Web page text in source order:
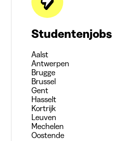
Studentenjobs
Aalst
Antwerpen
Brugge
Brussel
Gent
Hasselt
Kortrijk
Leuven
Mechelen
Oostende